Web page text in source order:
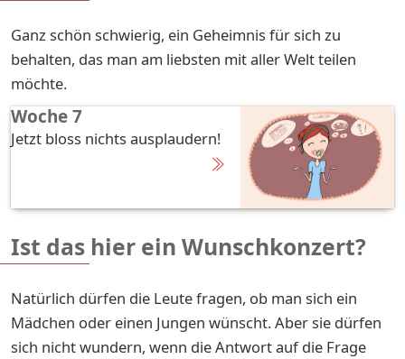
Ganz schön schwierig, ein Geheimnis für sich zu
behalten, das man am liebsten mit aller Welt teilen
möchte.
Woche 7
Jetzt bloss nichts ausplaudern!
Ist das hier ein Wunschkonzert?
Natürlich dürfen die Leute fragen, ob man sich ein
Mädchen oder einen Jungen wünscht. Aber sie dürfen
sich nicht wundern, wenn die Antwort auf die Frage